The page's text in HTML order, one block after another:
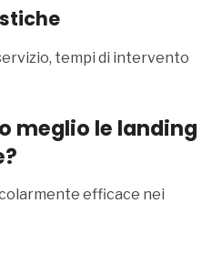
tempi di intervento
meglio le landing
efficace nei